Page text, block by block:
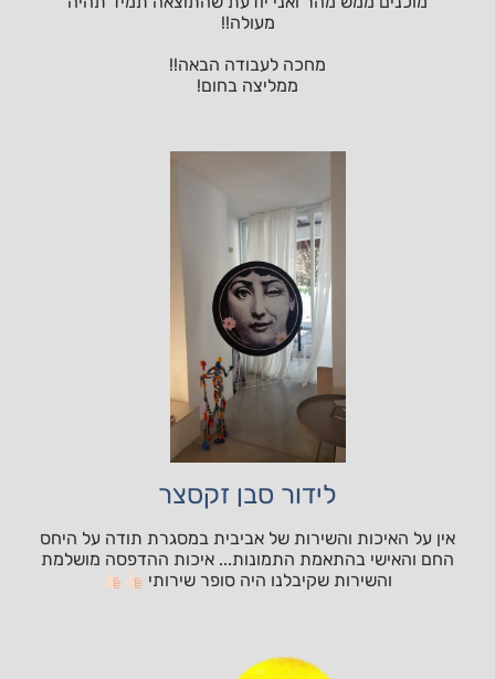
מעולה!!
מחכה לעבודה הבאה!!
ממליצה בחום!
לידור סבן זקסצר
אין על האיכות והשירות של אביבית במסגרת תודה על היחס
החם והאישי בהתאמת התמונות... איכות ההדפסה מושלמת
והשירות שקיבלנו היה סופר שירותי